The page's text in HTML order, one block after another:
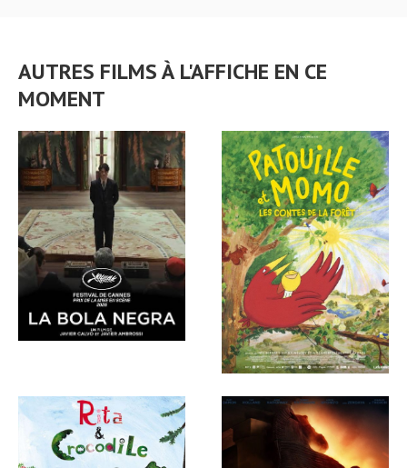
AUTRES FILMS À L'AFFICHE EN CE
MOMENT